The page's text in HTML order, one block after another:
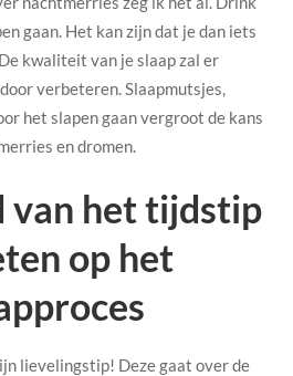
gaan. Het kan zijn dat je dan iets
kwaliteit van je slaap zal er
verbeteren. Slaapmutsjes,
het slapen gaan vergroot de kans
en dromen.
van het tijdstip
op het
lievelingstip! Deze gaat over de